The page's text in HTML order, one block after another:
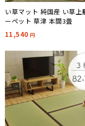
い草マット 純国産 い草上
ーペット 草津 本間3畳
191x286cm
11,540 円